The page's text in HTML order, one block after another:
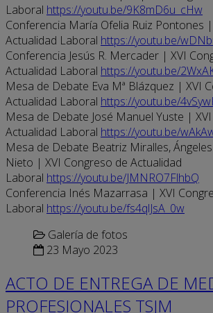
Laboral https://youtu.be/9K8mD6u_cHw
Conferencia María Ofelia Ruiz Pontones
Actualidad Laboral https://youtu.be/
Conferencia Jesús R. Mercader | XVI
Actualidad Laboral https://youtu.be/
Mesa de Debate Eva Mª Blázquez | XVI
Actualidad Laboral https://youtu.be/
Mesa de Debate José Manuel Yuste |
Actualidad Laboral https://youtu.be/
Mesa de Debate Beatriz Miralles,
Nieto | XVI Congreso de Actualidad
Laboral https://youtu.be/JMNRO7FlhbQ
Conferencia Inés Mazarrasa | XVI
Laboral https://youtu.be/fs4qlJsA_0w
Galería de fotos
23 Mayo 2023
ACTO DE ENTREGA DE
PROFESIONALES TSJM